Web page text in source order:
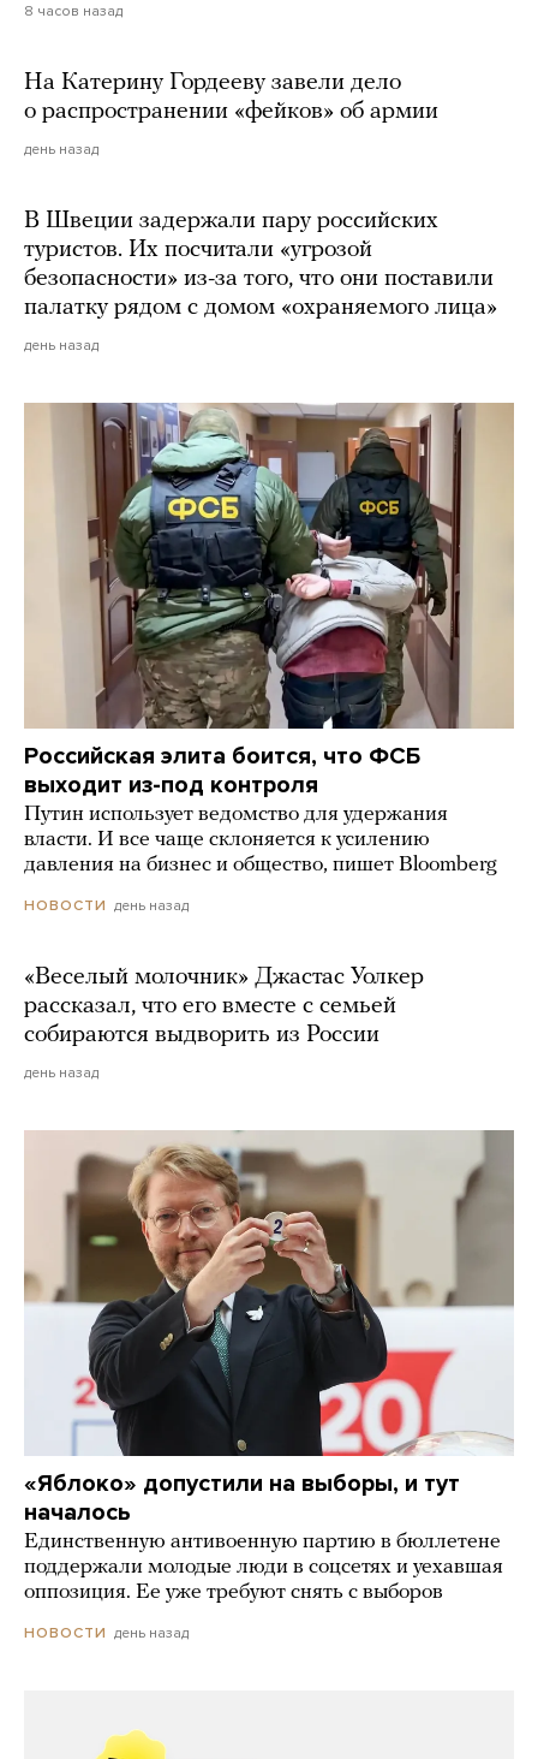
8 часов назад
На Катерину Гордееву завели дело
о распространении «фейков» об армии
день назад
В Швеции задержали пару российских
туристов. Их посчитали «угрозой
безопасности» из-за того, что они поставили
палатку рядом с домом «охраняемого лица»
день назад
Российская элита боится, что ФСБ
выходит из-под контроля
Путин использует ведомство для удержания
власти. И все чаще склоняется к усилению
давления на бизнес и общество, пишет Bloomberg
НОВОСТИ день назад
«Веселый молочник» Джастас Уолкер
рассказал, что его вместе с семьей
собираются выдворить из России
день назад
«Яблоко» допустили на выборы, и тут
началось
Единственную антивоенную партию в бюллетене
поддержали молодые люди в соцсетях и уехавшая
оппозиция. Ее уже требуют снять с выборов
НОВОСТИ день назад